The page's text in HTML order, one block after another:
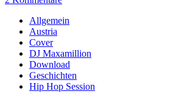
Sidebar
Allgemein
Austria
Cover
DJ Maxamillion
Download
Geschichten
Hip Hop Session